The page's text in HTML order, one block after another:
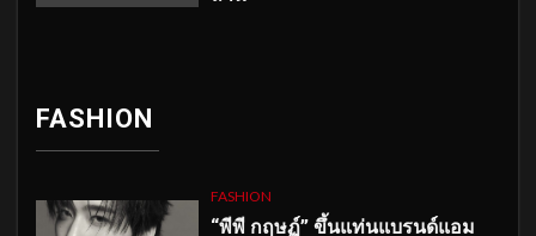
FASHION
FASHION
“พีพี กฤษฏ์” ขึ้นแท่นแบรนด์แอม